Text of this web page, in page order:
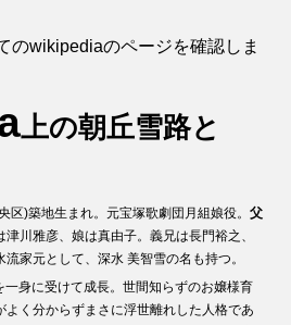
のwikipediaのページを確認しま
上の朝丘雪路と
区)築地生まれ。元宝塚歌劇団月組娘役。 父
川雅彦、娘は真由子。義兄は長門裕之、
家元として、深水 美智雪の名も持つ。
一身に受けて成長。世間知らずのお嬢様育
よく分からずまさに浮世離れした人格であ